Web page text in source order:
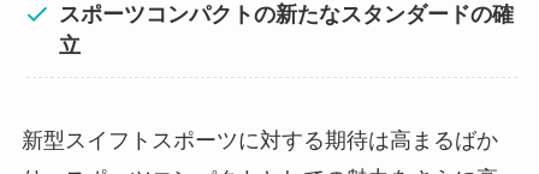
スポーツコンパクトの新たなスタンダードの確
立
新型スイフトスポーツに対する期待は高まるばか